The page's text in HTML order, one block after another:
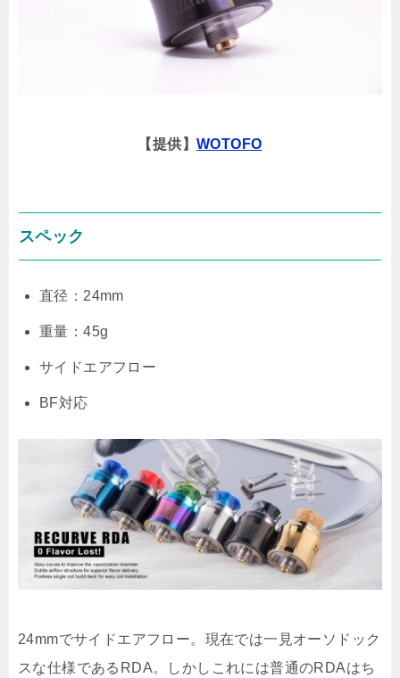
【提供】WOTOFO
スペック
直径：24mm
重量：45g
サイドエアフロー
BF対応
24mmでサイドエアフロー。現在では一見オーソドック
スな仕様であるRDA。しかしこれには普通のRDAはち